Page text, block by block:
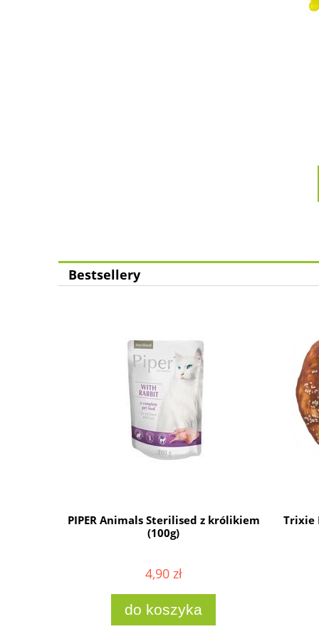
Bestsellery
PIPER Animals Sterilised z królikiem
(100g)
4,90 zł
do koszyka
Trixie